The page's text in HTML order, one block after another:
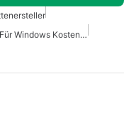
Cd Dvd Brennen Für Windows Kostenlos